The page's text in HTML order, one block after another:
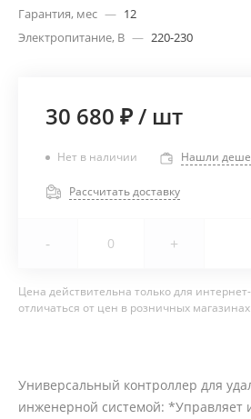
Гарантия, мес — 12
Электропитание, В — 220-230
30 680 ₽/ шт
Нет в наличии Нашли
Рассчитать доставку
- +
Цена действительна только для
отличаться от цен в розничных магазинах
Универсальный контроллер для
инженерной системой: *Управляет